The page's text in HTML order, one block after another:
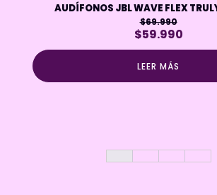
AUDÍFONOS JBL WAVE FLEX
$69.990
El
precio
original
era:
$59.990El
es:
LEER MÁS